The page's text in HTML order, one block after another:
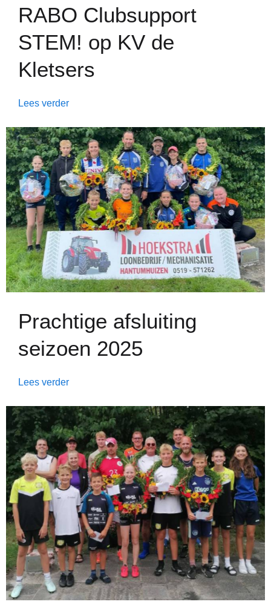
RABO Clubsupport
STEM! op KV de
Kletsers
Lees verder
Prachtige afsluiting
seizoen 2025
Lees verder